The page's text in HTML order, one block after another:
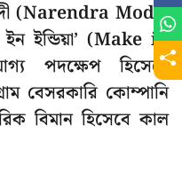
মোদী (Narendra Modi)
ইন ইন্ডিয়া’ (Make in
পদক্ষেপ হিসেবে
বেসরকারি কোম্পানি
বিমান হিসেবে কাল